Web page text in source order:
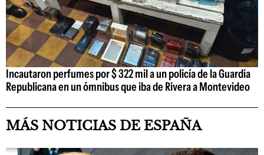
Incautaron perfumes por $ 322 mil a un policía de la Guardia
Republicana en un ómnibus que iba de Rivera a Montevideo
MÁS NOTICIAS DE ESPAÑA